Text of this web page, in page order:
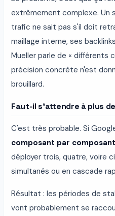
extrêmement complexe. Un
trafic ne sait pas s'il doit
maillage interne, ses
Mueller parle de « différents
précision concrète n'est
brouillard.
Faut-il s'attendre à plus
C'est très probable. Si
composant par composant
déployer trois, quatre, voire
simultanés ou en cascade
Résultat : les périodes de
vont probablement se